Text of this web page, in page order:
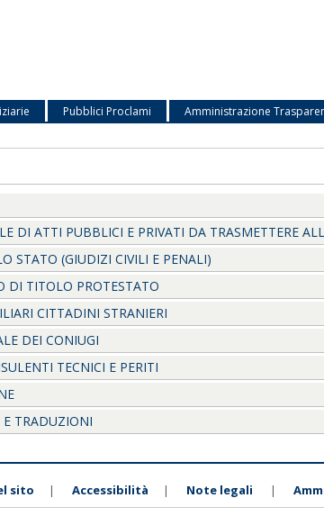
Pubblici Proclami Amministrazione
DI ATTI PUBBLICI E PRIVATI DA TRASMETTERE
STATO (GIUDIZI CIVILI E PENALI)
DI TITOLO PROTESTATO
CITTADINI STRANIERI
DEI CONIUGI
TECNICI E PERITI
E TRADUZIONI
sito | Accessibilità | Note legali |